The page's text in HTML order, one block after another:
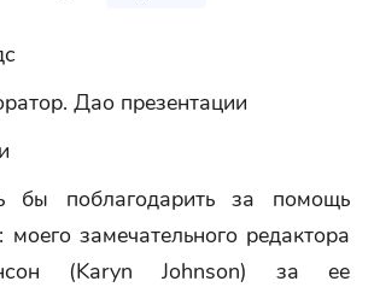
Дао презентации
бы поблагодарить за помощь
замечательного редактора
(Karyn Johnson) за ее